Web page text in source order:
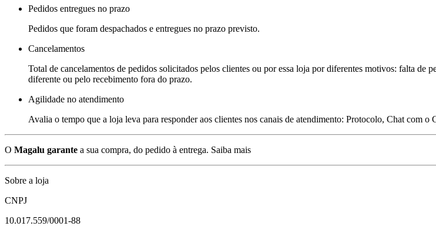
Pedidos entregues no prazo
Pedidos que foram despachados e entregues no prazo previsto.
Cancelamentos
Total de cancelamentos de pedidos solicitados pelos clientes ou por essa loja por diferentes motivos: falta de
diferente ou pelo recebimento fora do prazo.
Agilidade no atendimento
Avalia o tempo que a loja leva para responder aos clientes nos canais de atendimento: Protocolo, Chat com o
O Magalu garante a sua compra, do pedido à entrega. Saiba mais
Sobre a loja
CNPJ
10.017.559/0001-88